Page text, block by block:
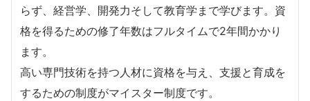
らず、経営学、開発力そして教育学まで学びます。資
格を得るための修了年数はフルタイムで2年間かかり
ます。
高い専門技術を持つ人材に資格を与え、支援と育成を
するための制度がマイスター制度です。